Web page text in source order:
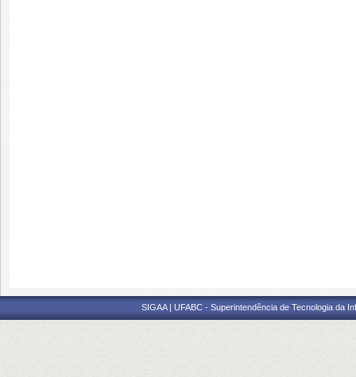
SIGAA | UFABC - Superintendência de Tecnologia da